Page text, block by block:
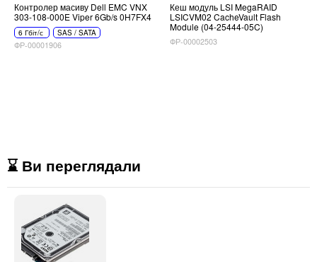
Контролер масиву Dell EMC VNX
303-108-000E Viper 6Gb/s 0H7FX4
6 Гбіт/с SAS / SATA
ФР-00001906
Кеш модуль LSI MegaRAID
LSICVM02 CacheVault Flash
Module (04-25444-05C)
ФР-00002503
⌛ Ви переглядали